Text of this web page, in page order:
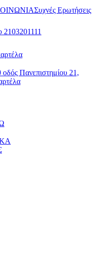
Συχνές Ερωτήσεις
2103201111
οδός Πανεπιστημίου 21,